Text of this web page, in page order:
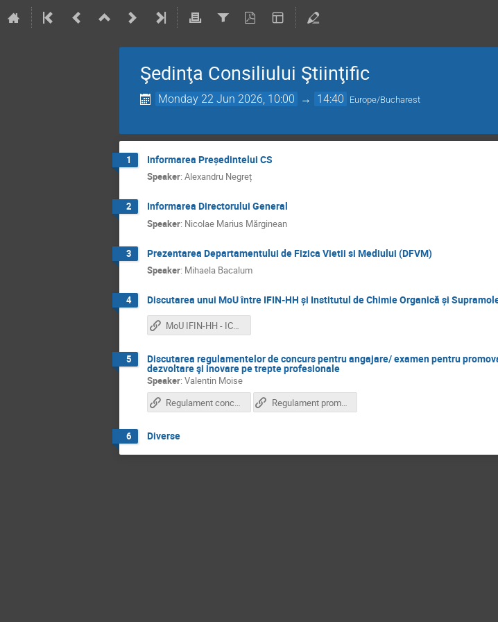
Şedinţa Consiliului Ştiinţific
Monday 22 Jun 2026, 10:00 → 14:40 Europe/Bucharest
1 Informarea Președintelui CS
Speaker: Alexandru Negreț
2 Informarea Directorului General
Speaker: Nicolae Marius Mărginean
3 Prezentarea Departamentului de Fizica Vietii si Mediului (DFVM)
Speaker: Mihaela Bacalum
4 Discutarea unui MoU între IFIN-HH și Institutul de Chimie Organică și
MoU IFIN-HH - ICOS
5 Discutarea regulamentelor de concurs pentru angajare/ examen pentru
dezvoltare şi inovare pe trepte profesionale
Speaker: Valentin Moise
Regulament concurs pentru angajare a personalului-suport pentru activităţile de cercetare-dezvoltare şi inovare pe trepte profesionale
Regulament promovarea prin examen a personalului-suport pentru activităţile de cercetare-dezvoltare şi inovare pe trepte profesionale
6 Diverse